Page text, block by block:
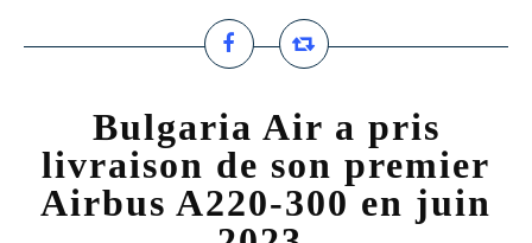
Bulgaria Air a pris
livraison de son premier
Airbus A220-300 en juin